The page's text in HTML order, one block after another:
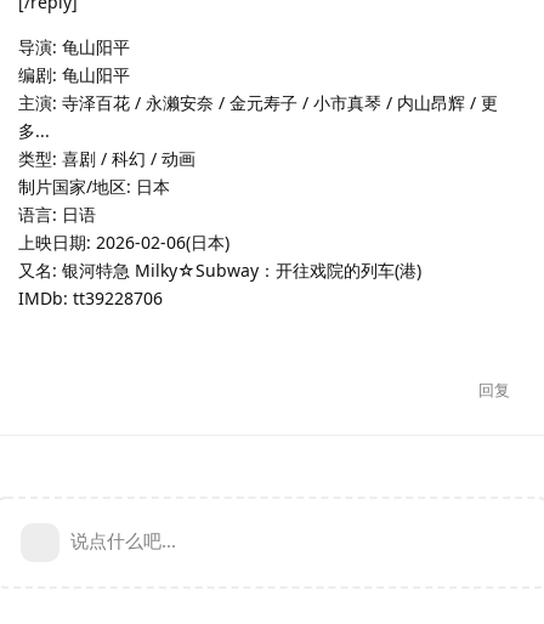
导演: 龟山阳平
编剧: 龟山阳平
主演: 寺泽百花 / 永濑安奈 / 金元寿子 / 小市真琴 / 内山昂辉 / 更
多...
类型: 喜剧 / 科幻 / 动画
制片国家/地区: 日本
语言: 日语
上映日期: 2026-02-06(日本)
又名: 银河特急 Milky☆Subway：开往戏院的列车(港)
IMDb: tt39228706
回复
说点什么吧...